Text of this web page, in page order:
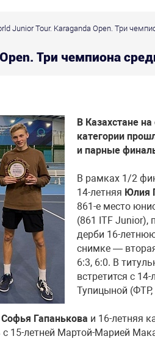
Junior Tour. Karaganda Open. Три
Три чемпиона
В Казахстане
категории
и парные
В рамках 1/2
14-летняя Юлия
861-е место
(861 ITF Junior),
дерби 16-
снимке —
6:3, 6:0. В
встретится с
Тупицыной (ФТР,
Софья Гапанькова и 16-летняя
15-летней Мартой-Марией